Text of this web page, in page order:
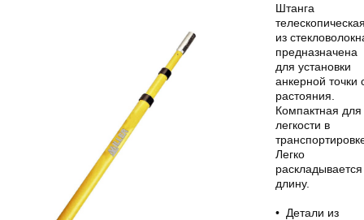
Штанга
из
предназначена
для установки
анкерной точки
растояния.
Компактная для
легкости в
Легко
длину.
• Детали из